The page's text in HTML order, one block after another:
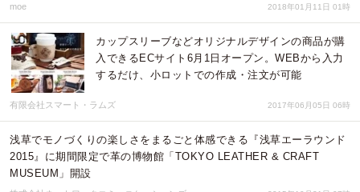
moe 2018年01月11日 01時
カップスリーブなどオリジナルデザインの商品が購
入できるECサイト6月1日オープン。WEBから入力
するだけ、小ロットでの作成・注文が可能
有限会社スマート・ラムズ 2017年06月05日 06時
浅草でモノづくりの楽しさをまるごと体感できる『浅草エーラウンド
2015』に期間限定で革の博物館「TOKYO LEATHER & CRAFT
MUSEUM」開設